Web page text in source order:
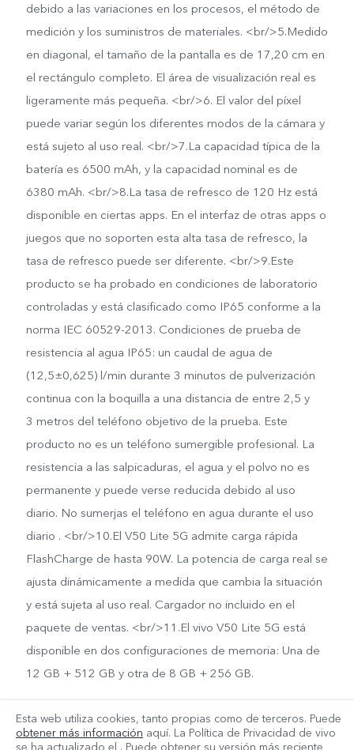
debido a las variaciones en los procesos, el método de
medición y los suministros de materiales. <br/>5.Medido
en diagonal, el tamaño de la pantalla es de 17,20 cm en
el rectángulo completo. El área de visualización real es
ligeramente más pequeña. <br/>6. El valor del píxel
puede variar según los diferentes modos de la cámara y
está sujeto al uso real. <br/>7.La capacidad típica de la
batería es 6500 mAh, y la capacidad nominal es de
6380 mAh. <br/>8.La tasa de refresco de 120 Hz está
disponible en ciertas apps. En el interfaz de otras apps o
juegos que no soporten esta alta tasa de refresco, la
tasa de refresco puede ser diferente. <br/>9.Este
producto se ha probado en condiciones de laboratorio
controladas y está clasificado como IP65 conforme a la
norma IEC 60529-2013. Condiciones de prueba de
resistencia al agua IP65: un caudal de agua de
(12,5±0,625) l/min durante 3 minutos de pulverización
continua con la boquilla a una distancia de entre 2,5 y
3 metros del teléfono objetivo de la prueba. Este
producto no es un teléfono sumergible profesional. La
resistencia a las salpicaduras, el agua y el polvo no es
permanente y puede verse reducida debido al uso
diario. No sumerjas el teléfono en agua durante el uso
diario . <br/>10.El V50 Lite 5G admite carga rápida
FlashCharge de hasta 90W. La potencia de carga real se
ajusta dinámicamente a medida que cambia la situación
y está sujeta al uso real. Cargador no incluido en el
paquete de ventas. <br/>11.El vivo V50 Lite 5G está
disponible en dos configuraciones de memoria: Una de
12 GB + 512 GB y otra de 8 GB + 256 GB.
Esta web utiliza cookies, tanto propias como de terceros. Puede
obtener más información aquí. La Política de Privacidad de vivo